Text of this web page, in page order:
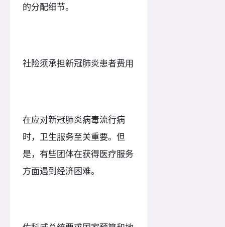
的分配细节。
社险须承担新冠肺炎患者费用
在应对新冠肺炎病毒流行病
时，卫生服务至关重要。但
是，有些团体在获得医疗服务
方面遇到经济困难。